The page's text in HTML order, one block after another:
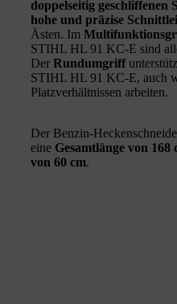
doppelseitig geschliffenen
hohe und präzise
Ästen. Im
STIHL HL 91 KC-E sind
Der Rundumgriff
STIHL HL 91 KC-E, auch
Platzverhältnissen arbeiten.
Der Benzin-
eine Gesamtlänge von 168
von 60 cm.